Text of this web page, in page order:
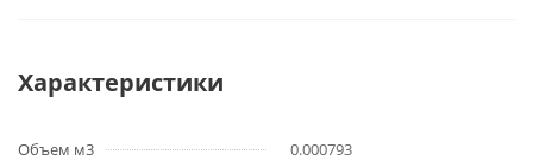
Характеристики
Объем м3
0.000793